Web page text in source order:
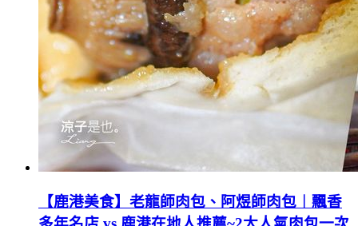
【鹿港美食】老龍師肉包、阿煜師肉包︱飄香